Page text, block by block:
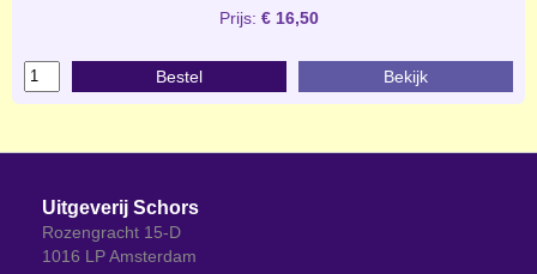
Prijs: € 16,50
Bestel Bekijk
Uitgeverij Schors
Rozengracht 15-D
1016 LP Amsterdam